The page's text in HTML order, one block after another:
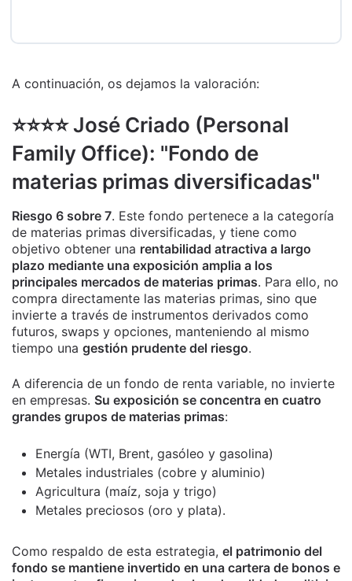
A continuación, os dejamos la valoración:
⭐️⭐️⭐️⭐️ José Criado (Personal
Family Office): "Fondo de
materias primas diversificadas"
Riesgo 6 sobre 7. Este fondo pertenece a la categoría
de materias primas diversificadas, y tiene como
objetivo obtener una rentabilidad atractiva a largo
plazo mediante una exposición amplia a los
principales mercados de materias primas. Para ello, no
compra directamente las materias primas, sino que
invierte a través de instrumentos derivados como
futuros, swaps y opciones, manteniendo al mismo
tiempo una gestión prudente del riesgo.
A diferencia de un fondo de renta variable, no invierte
en empresas. Su exposición se concentra en cuatro
grandes grupos de materias primas:
Energía (WTI, Brent, gasóleo y gasolina)
Metales industriales (cobre y aluminio)
Agricultura (maíz, soja y trigo)
Metales preciosos (oro y plata).
Como respaldo de esta estrategia, el patrimonio del
fondo se mantiene invertido en una cartera de bonos e